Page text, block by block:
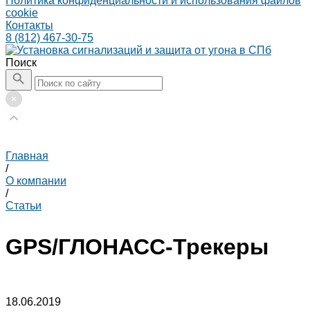
cookie
Контакты
8 (812) 467-30-75
Поиск
Главная
/
О компании
/
Статьи
GPS/ГЛОНАСС-Трекеры
18.06.2019